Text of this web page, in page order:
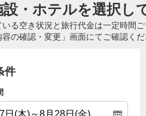
設・ホテルを選択し
いる空き状況と旅行代金は一定時間
容の確認・変更」画面にてご確認くだ
件